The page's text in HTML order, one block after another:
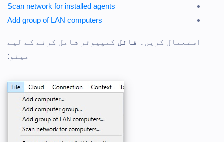
Scan network for installed agents
Add group of LAN computers
استعمال کریں۔ فائل کمپیوٹر شامل کرنے کے لیے
مینو: